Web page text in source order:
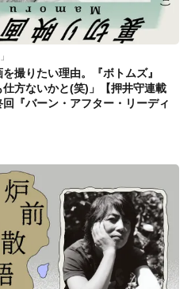
撮りたい理由。『ボトムズ』
方ないかと(笑)」【押井守連載
回『バーン・アフター・リーディ